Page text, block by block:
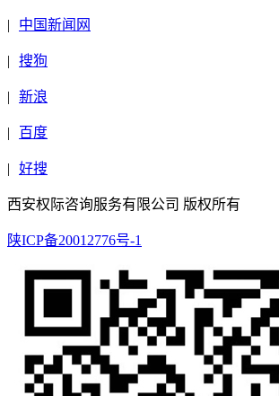
| 中国新闻网
| 搜狗
| 新浪
| 百度
| 好搜
西安权际咨询服务有限公司 版权所有
陕ICP备20012776号-1